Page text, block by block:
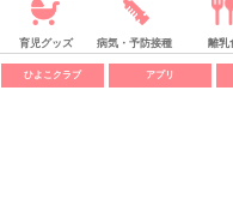
育児グッズ 病気・予防接種 離乳
ひよこクラブ アプリ